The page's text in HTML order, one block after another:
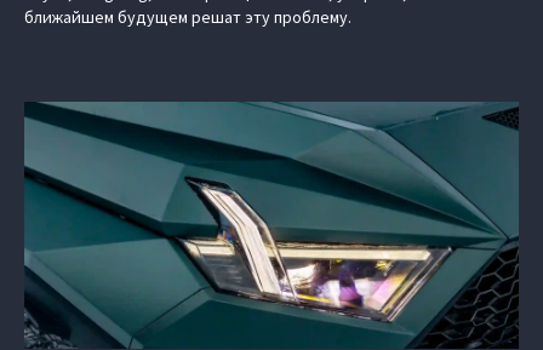
ближайшем будущем решат эту проблему.